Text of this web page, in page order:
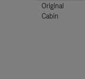
Original
Cabin